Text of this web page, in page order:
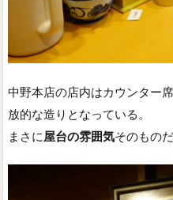
中野本店の店内はカウンター
放的な造りとなっている。
まさに屋台の雰囲気そのものだ